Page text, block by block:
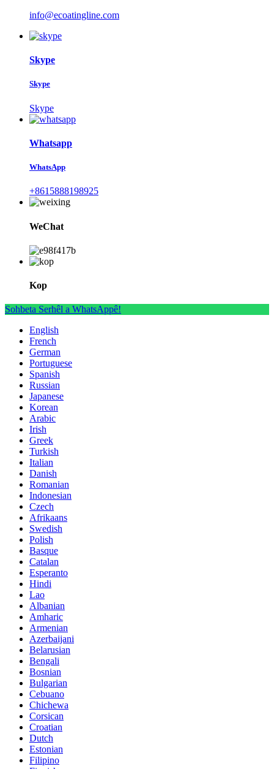
info@ecoatingline.com
Skype
Skype
Skype
Whatsapp
WhatsApp
+8615888198925
WeChat
Kop
Sohbeta Serhêl a WhatsAppê!
English
French
German
Portuguese
Spanish
Russian
Japanese
Korean
Arabic
Irish
Greek
Turkish
Italian
Danish
Romanian
Indonesian
Czech
Afrikaans
Swedish
Polish
Basque
Catalan
Esperanto
Hindi
Lao
Albanian
Amharic
Armenian
Azerbaijani
Belarusian
Bengali
Bosnian
Bulgarian
Cebuano
Chichewa
Corsican
Croatian
Dutch
Estonian
Filipino